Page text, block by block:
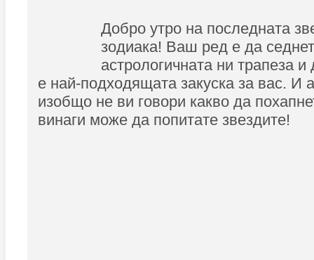
Добро утро на последната
зодиака! Ваш ред е да
астрологичната ни трапеза и
е най-подходящата закуска за вас. И
изобщо не ви говори какво да
винаги може да попитате звездите!